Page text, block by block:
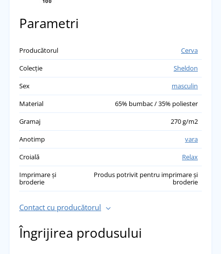
Parametri
Producătorul
Cerva
Colecție
Sheldon
Sex
masculin
Material
65% bumbac / 35% poliester
Gramaj
270 g/m2
Anotimp
vara
Croială
Relax
Imprimare și
broderie
Produs potrivit pentru imprimare și
broderie
Contact cu producătorul
Îngrijirea produsului